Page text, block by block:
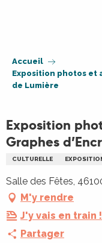
Accueil
Exposition photos et
de Lumière
Exposition
Graphes
CULTURELLE
Salle des Fêtes,
M'y rendre
J'y vais en train !
Partager